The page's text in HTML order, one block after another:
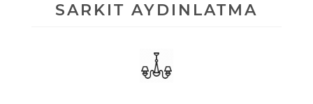
SARKIT AYDINLATMA